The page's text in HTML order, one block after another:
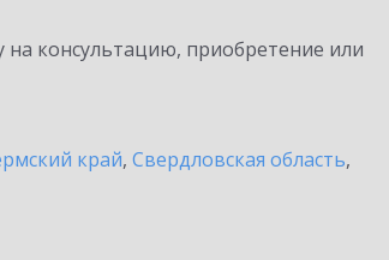
консультацию, приобретение или
край, Свердловская область,